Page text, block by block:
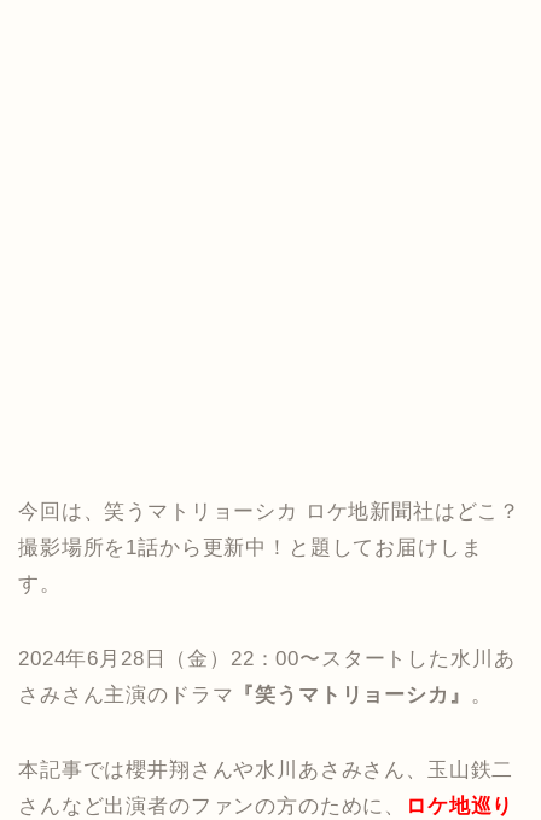
今回は、笑うマトリョーシカ ロケ地新聞社はどこ？
撮影場所を1話から更新中！と題してお届けしま
す。
2024年6月28日（金）22：00〜スタートした水川あ
さみさん主演のドラマ 『笑うマトリョーシカ』 。
本記事では櫻井翔さんや水川あさみさん、玉山鉄二
さんなど出演者のファンの方のために、
ロケ地巡り